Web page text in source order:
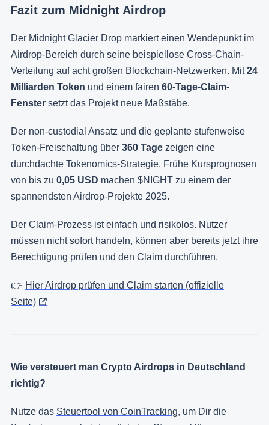
Fazit zum Midnight Airdrop
Der Midnight Glacier Drop markiert einen Wendepunkt im
Airdrop-Bereich durch seine beispiellose Cross-Chain-
Verteilung auf acht großen Blockchain-Netzwerken. Mit24
Milliarden Token und einem fairen 60-Tage-Claim-
Fenster setzt das Projekt neue Maßstäbe.
Der non-custodial Ansatz und die geplante stufenweise
Token-Freischaltung über 360 Tage zeigen eine
durchdachte Tokenomics-Strategie. Frühe Kursprognosen
von bis zu 0,05 USD machen $NIGHT zu einem der
spannendsten Airdrop-Projekte 2025.
Der Claim-Prozess ist einfach und risikolos. Nutzer
müssen nicht sofort handeln, können aber bereits jetzt ihre
Berechtigung prüfen und den Claim durchführen.
👉 Hier Airdrop prüfen und Claim starten (offizielle
Seite)
Wie versteuert man Crypto Airdrops in Deutschland
richtig?
Nutze das Steuertool von CoinTracking, um Dir die